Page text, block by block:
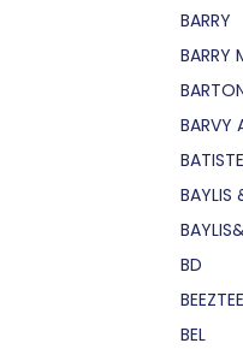
BARRY
BARRY
BARVY
BATISTE
BAYLIS
BD
BEL